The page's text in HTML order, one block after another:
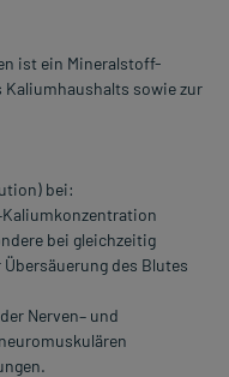
ist ein Mineralstoff-
sowie zur
bei:
bei gleichzeitig
des Blutes
Nerven– und